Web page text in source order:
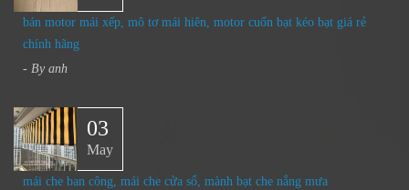
bán motor mái xếp, mô tơ mái hiên, motor cuốn bạt kéo bạt giá rẻ
chính hãng
- By anh
03
May
mái che ban công, mái che cửa sổ, mành bạt che nắng mưa